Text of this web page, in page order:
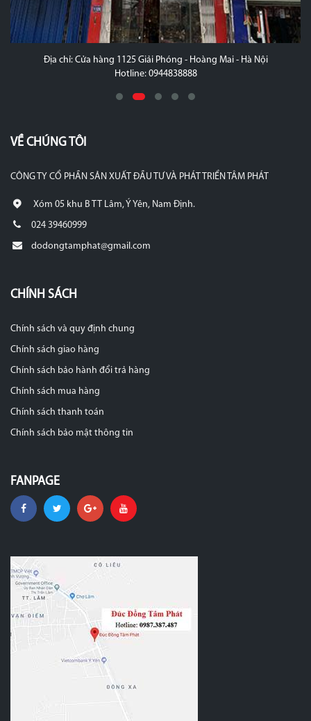
Địa chỉ: Cửa hàng 1125 Giải Phóng - Hoàng Mai - Hà Nội
Hotline: 0944838888
VỀ CHÚNG TÔI
CÔNG TY CỔ PHẦN SẢN XUẤT ĐẦU TƯ VÀ PHÁT TRIỂN TÂM PHÁT
Xóm 05 khu B TT Lâm, Ý Yên, Nam Định.
024 39460999
dodongtamphat@gmail.com
CHÍNH SÁCH
Chính sách và quy định chung
Chính sách giao hàng
Chính sách bảo hành đổi trả hàng
Chính sách mua hàng
Chính sách thanh toán
Chính sách bảo mật thông tin
FANPAGE